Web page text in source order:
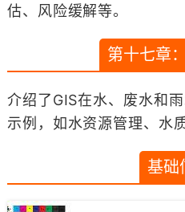
估、风险缓解等。
第十七章
介绍了GIS在水、废水和
示例，如水资源管理、水
基础